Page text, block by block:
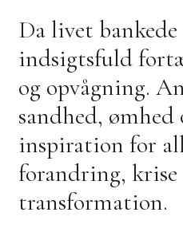
Da livet bankede
indsigtsfuld
og opvågning.
sandhed, ømhed
inspiration for
forandring, krise
transformation.